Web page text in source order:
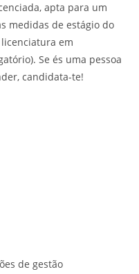
apta para um
medidas de estágio do
em
Se és uma pessoa
candidata-te!
de gestão